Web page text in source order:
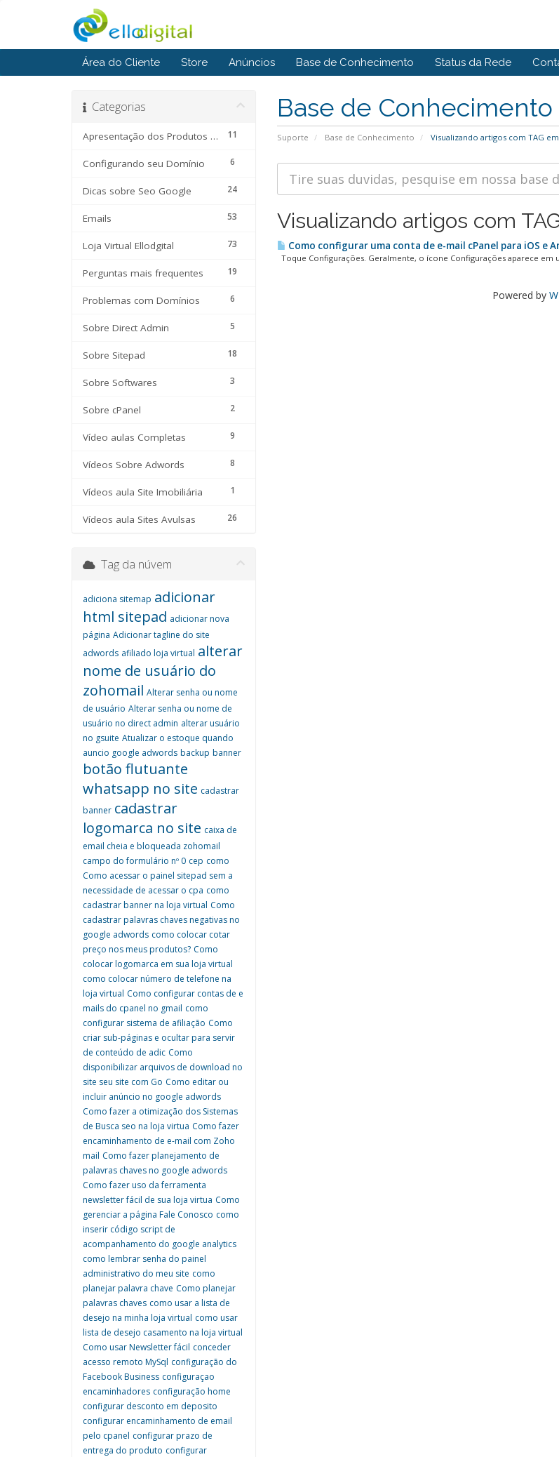
Área do Cliente Store Anúncios Base de Conhecimento Status da Rede
Base de Conhecimento
Suporte Base de Conhecimento Visualizando artigos com TAG
Categorias
11
Apresentação dos Produtos e Serviços
6
Configurando seu Domínio
24
Dicas sobre Seo Google
53
Emails
73
Loja Virtual Ellodgital
19
Perguntas mais frequentes
6
Problemas com Domínios
5
Sobre Direct Admin
18
Sobre Sitepad
3
Sobre Softwares
2
Sobre cPanel
9
Vídeo aulas Completas
8
Vídeos Sobre Adwords
1
Vídeos aula Site Imobiliária
26
Vídeos aula Sites Avulsas
Visualizando artigos com
Como configurar uma conta de e-mail cPanel para iOS e
Toque Configurações. Geralmente, o ícone Configurações aparece em
Powered by
Tag da núvem
adiciona sitemap adicionar
html sitepad adicionar nova
página Adicionar tagline do site
adwords afiliado loja virtual alterar
nome de usuário do
zohomail Alterar senha ou nome
de usuário Alterar senha ou nome de
usuário no direct admin alterar usuário
no gsuite Atualizar o estoque quando
auncio google adwords backup banner
botão flutuante
whatsapp no site cadastrar
banner cadastrar
logomarca no site caixa de
email cheia e bloqueada zohomail
campo do formulário nº 0 cep como
Como acessar o painel sitepad sem a
necessidade de acessar o cpa como
cadastrar banner na loja virtual Como
cadastrar palavras chaves negativas no
google adwords como colocar cotar
preço nos meus produtos? Como
colocar logomarca em sua loja virtual
como colocar número de telefone na
loja virtual Como configurar contas de e
mails do cpanel no gmail como
configurar sistema de afiliação Como
criar sub-páginas e ocultar para servir
de conteúdo de adic Como
disponibilizar arquivos de download no
site seu site com Go Como editar ou
incluir anúncio no google adwords
Como fazer a otimização dos Sistemas
de Busca seo na loja virtua Como fazer
encaminhamento de e-mail com Zoho
mail Como fazer planejamento de
palavras chaves no google adwords
Como fazer uso da ferramenta
newsletter fácil de sua loja virtua Como
gerenciar a página Fale Conosco como
inserir código script de
acompanhamento do google analytics
como lembrar senha do painel
administrativo do meu site como
planejar palavra chave Como planejar
palavras chaves como usar a lista de
desejo na minha loja virtual como usar
lista de desejo casamento na loja virtual
Como usar Newsletter fácil conceder
acesso remoto MySql configuração do
Facebook Business configuraçao
encaminhadores configuração home
configurar desconto em deposito
configurar encaminhamento de email
pelo cpanel configurar prazo de
entrega do produto configurar